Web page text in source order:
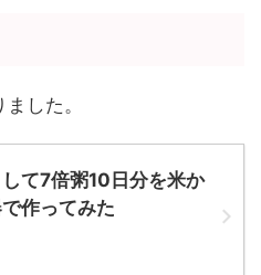
した。
て7倍粥10日分を米か
作ってみた